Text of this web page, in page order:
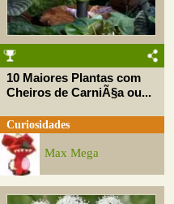
10 Maiores Plantas com
Cheiros de CarniÃ§a ou...
Curiosidades
Max Mega